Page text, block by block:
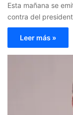
Esta mañana se
contra del
Leer más »